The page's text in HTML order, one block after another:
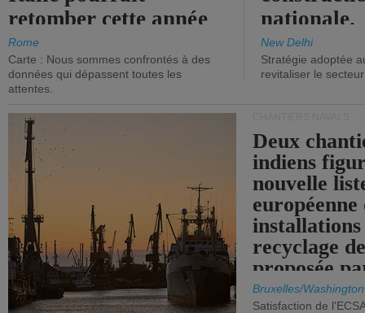
retomber cette année
aux niveaux de 2015.
Rome
Carte : Nous sommes confrontés à des
données qui dépassent toutes les
attentes.
nationale.
New Delhi
Stratégie adoptée
revitaliser le secteur
Deux
indiens
nouvelle
européenne
installations
recyclage
proposée
Bruxelles/Washington
Satisfaction de